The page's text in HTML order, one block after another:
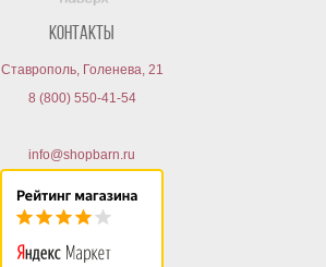
Контакты
Ставрополь, Голенева, 21
8 (800) 550-41-54
info@shopbarn.ru